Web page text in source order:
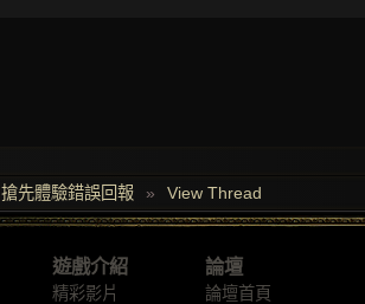
搶先體驗錯誤回報 » View Thread
遊戲介紹
精彩影片
論壇
論壇首頁